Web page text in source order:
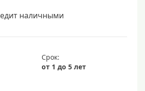
наличными
Срок:
от 1 до 5 лет